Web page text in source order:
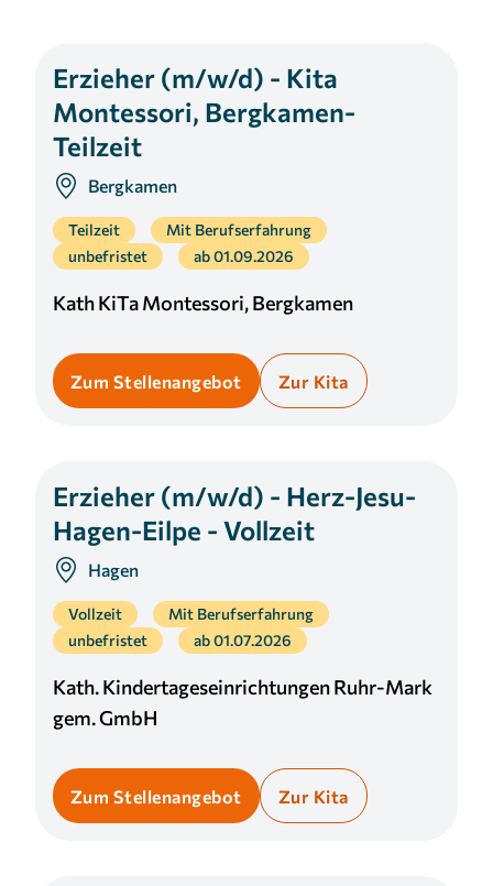
Erzieher (m/w/d) - Kita
Montessori, Bergkamen-
Teilzeit
Bergkamen
Teilzeit
Mit Berufserfahrung
unbefristet
ab 01.09.2026
Kath KiTa Montessori, Bergkamen
Zum Stellenangebot Zur Kita
Erzieher (m/w/d) - Herz-Jesu-
Hagen-Eilpe - Vollzeit
Hagen
Vollzeit
Mit Berufserfahrung
unbefristet
ab 01.07.2026
Kath. Kindertageseinrichtungen Ruhr-Mark
gem. GmbH
Zum Stellenangebot Zur Kita